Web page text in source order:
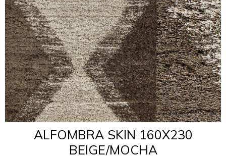
ALFOMBRA SKIN 160X230
BEIGE/MOCHA